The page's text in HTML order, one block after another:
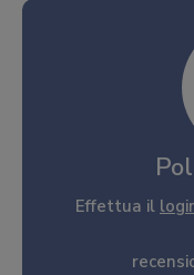
Effettua il